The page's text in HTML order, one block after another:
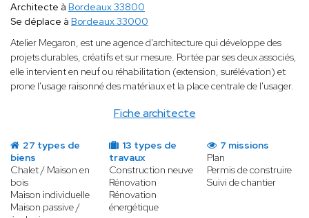
Fiche architecte
Architecte à Bordeaux 33800
Se déplace à Bordeaux 33000
Atelier Megaron, est une agence d'architecture qui développe des
projets durables, créatifs et sur mesure. Portée par ses deux associés,
elle intervient en neuf ou réhabilitation (extension, surélévation) et
prone l'usage raisonné des matériaux et la place centrale de l'usager.
27 types de
biens
Chalet / Maison en
bois
Maison individuelle
Maison passive /
13 types de
travaux
Construction neuve
Rénovation
Rénovation
énergétique
7 missions
Plan
Permis de construire
Suivi de chantier